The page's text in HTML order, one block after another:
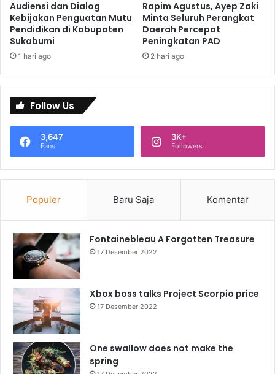
Audiensi dan Dialog
Kebijakan Penguatan Mutu
Pendidikan di Kabupaten
Sukabumi
1 hari ago
Rapim Agustus, Ayep Zaki
Minta Seluruh Perangkat
Daerah Percepat
Peningkatan PAD
2 hari ago
Follow Us
3,647
Fans
3K+
Followers
Populer Baru Saja Komentar
Fontainebleau A Forgotten Treasure
17 Desember 2022
Xbox boss talks Project Scorpio price
17 Desember 2022
One swallow does not make the
spring